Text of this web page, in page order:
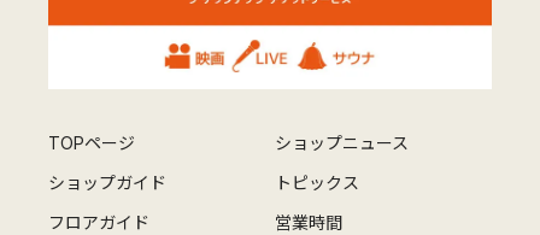
TOPページ
ショップニュース
ショップガイド
トピックス
フロアガイド
営業時間